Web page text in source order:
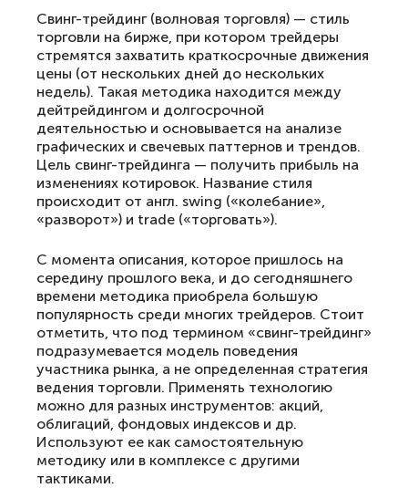
Свинг-трейдинг (волновая торговля) — стиль
торговли на бирже, при котором трейдеры
стремятся захватить краткосрочные движения
цены (от нескольких дней до нескольких
недель). Такая методика находится между
дейтрейдингом и долгосрочной
деятельностью и основывается на анализе
графических и свечевых паттернов и трендов.
Цель свинг-трейдинга — получить прибыль на
изменениях котировок. Название стиля
происходит от англ. swing («колебание»,
«разворот») и trade («торговать»).
С момента описания, которое пришлось на
середину прошлого века, и до сегодняшнего
времени методика приобрела большую
популярность среди многих трейдеров. Стоит
отметить, что под термином «свинг-трейдинг»
подразумевается модель поведения
участника рынка, а не определенная стратегия
ведения торговли. Применять технологию
можно для разных инструментов: акций,
облигаций, фондовых индексов и др.
Используют ее как самостоятельную
методику или в комплексе с другими
тактиками.